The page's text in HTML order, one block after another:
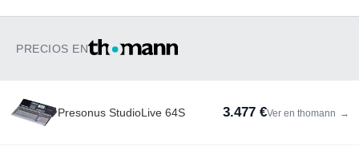
PRECIOS EN
Presonus StudioLive 64S 3.477 €Ver en thomann →